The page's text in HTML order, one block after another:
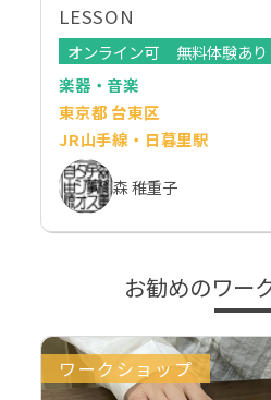
LESSON
オンライン可
無料体験あり
楽器・音楽
東京都 台東区
JR山手線・日暮里駅
森 稚重子
お勧めのワー
ワークショップ